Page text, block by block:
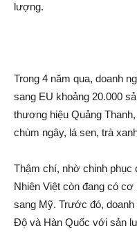
lượng.
Trong 4 năm qua, doanh
sang EU khoảng 20.000
thương hiệu Quảng
chùm ngây, lá sen, trà
Thậm chí, nhờ chinh
Nhiên Việt còn đang có
sang Mỹ. Trước đó,
Độ và Hàn Quốc với sản